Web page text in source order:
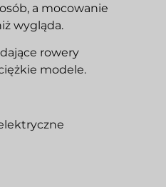
a mocowanie
wygląda.
rowery
modele.